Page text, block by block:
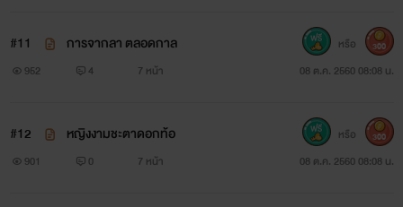
#11 การจากลา ตลอดกาล
952 4 7 หน้า 08 ต.ค. 2560 08:08 น.
หรือ 300
#12 หญิงงามชะตาดอกท้อ
901 0 7 หน้า 08 ต.ค. 2560 08:08 น.
หรือ 300